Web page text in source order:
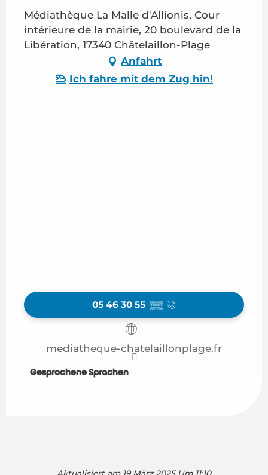
Médiathèque La Malle d'Allionis, Cour
intérieure de la mairie, 20 boulevard de la
Libération, 17340 Châtelaillon-Plage
Anfahrt
Ich fahre mit dem Zug hin!
05 46 30 55 ▒▒
mediatheque-chatelaillonplage.fr
Gesprochene Sprachen
Gesprochene Sprachen